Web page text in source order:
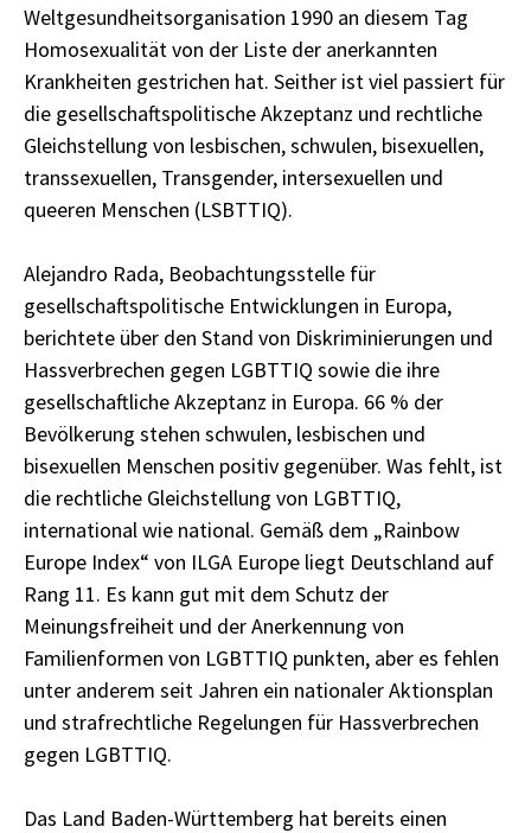
Weltgesundheitsorganisation 1990 an diesem Tag
Homosexualität von der Liste der anerkannten
Krankheiten gestrichen hat. Seither ist viel passiert für
die gesellschaftspolitische Akzeptanz und rechtliche
Gleichstellung von lesbischen, schwulen, bisexuellen,
transsexuellen, Transgender, intersexuellen und
queeren Menschen (LSBTTIQ).
Alejandro Rada, Beobachtungsstelle für
gesellschaftspolitische Entwicklungen in Europa,
berichtete über den Stand von Diskriminierungen und
Hassverbrechen gegen LGBTTIQ sowie die ihre
gesellschaftliche Akzeptanz in Europa. 66 % der
Bevölkerung stehen schwulen, lesbischen und
bisexuellen Menschen positiv gegenüber. Was fehlt, ist
die rechtliche Gleichstellung von LGBTTIQ,
international wie national. Gemäß dem „Rainbow
Europe Index“ von ILGA Europe liegt Deutschland auf
Rang 11. Es kann gut mit dem Schutz der
Meinungsfreiheit und der Anerkennung von
Familienformen von LGBTTIQ punkten, aber es fehlen
unter anderem seit Jahren ein nationaler Aktionsplan
und strafrechtliche Regelungen für Hassverbrechen
gegen LGBTTIQ.
Das Land Baden-Württemberg hat bereits einen